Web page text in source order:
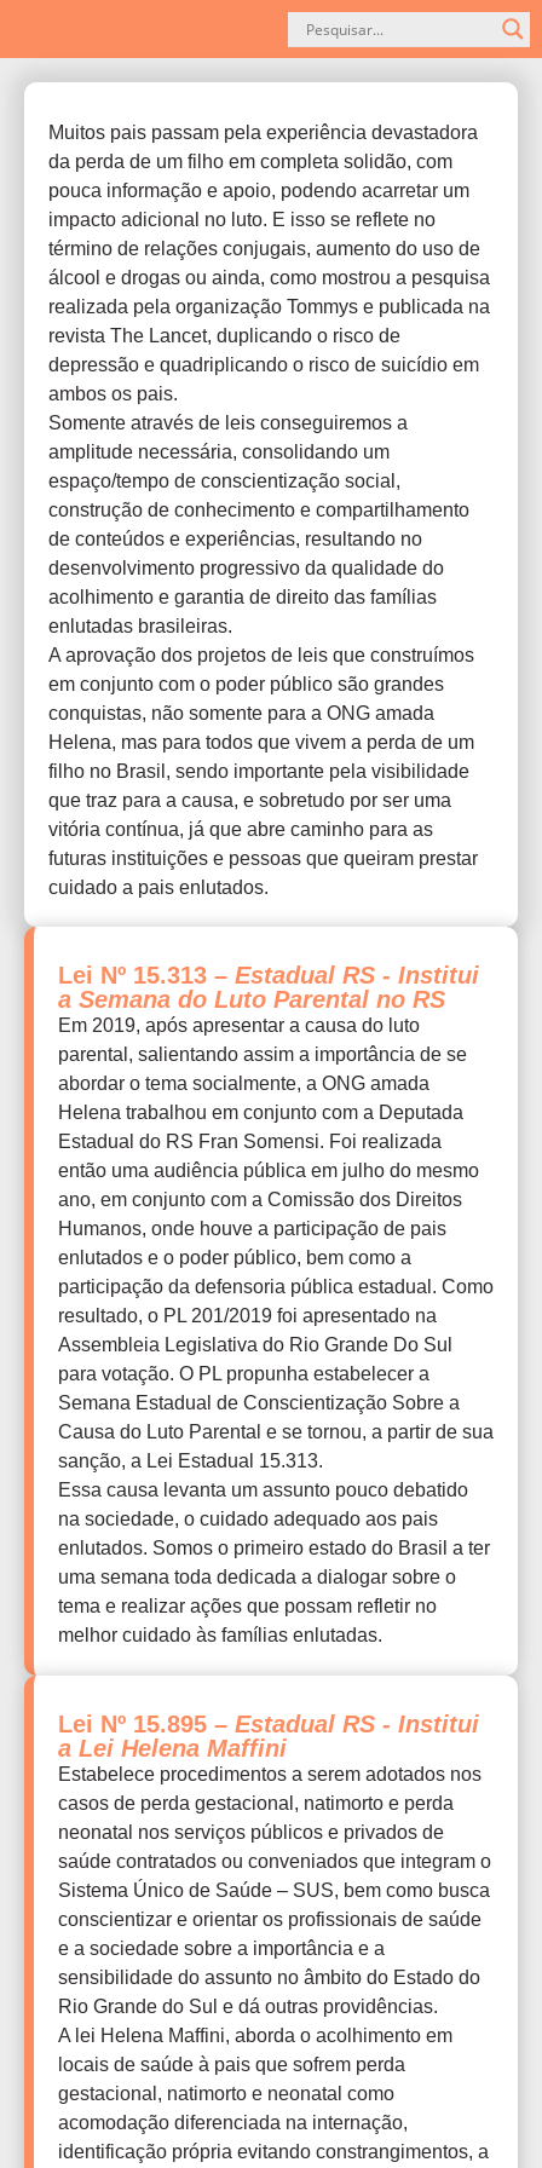
Muitos pais passam pela experiência devastadora
da perda de um filho em completa solidão, com
pouca informação e apoio, podendo acarretar um
impacto adicional no luto. E isso se reflete no
término de relações conjugais, aumento do uso de
álcool e drogas ou ainda, como mostrou a pesquisa
realizada pela organização Tommys e publicada na
revista The Lancet, duplicando o risco de
depressão e quadriplicando o risco de suicídio em
ambos os pais.
Somente através de leis conseguiremos a
amplitude necessária, consolidando um
espaço/tempo de conscientização social,
construção de conhecimento e compartilhamento
de conteúdos e experiências, resultando no
desenvolvimento progressivo da qualidade do
acolhimento e garantia de direito das famílias
enlutadas brasileiras.
A aprovação dos projetos de leis que construímos
em conjunto com o poder público são grandes
conquistas, não somente para a ONG amada
Helena, mas para todos que vivem a perda de um
filho no Brasil, sendo importante pela visibilidade
que traz para a causa, e sobretudo por ser uma
vitória contínua, já que abre caminho para as
futuras instituições e pessoas que queiram prestar
cuidado a pais enlutados.
Lei Nº 15.313 – Estadual RS - Institui
a Semana do Luto Parental no RS
Em 2019, após apresentar a causa do luto
parental, salientando assim a importância de se
abordar o tema socialmente, a ONG amada
Helena trabalhou em conjunto com a Deputada
Estadual do RS Fran Somensi. Foi realizada
então uma audiência pública em julho do mesmo
ano, em conjunto com a Comissão dos Direitos
Humanos, onde houve a participação de pais
enlutados e o poder público, bem como a
participação da defensoria pública estadual. Como
resultado, o PL 201/2019 foi apresentado na
Assembleia Legislativa do Rio Grande Do Sul
para votação. O PL propunha estabelecer a
Semana Estadual de Conscientização Sobre a
Causa do Luto Parental e se tornou, a partir de sua
sanção, a Lei Estadual 15.313.
Essa causa levanta um assunto pouco debatido
na sociedade, o cuidado adequado aos pais
enlutados. Somos o primeiro estado do Brasil a ter
uma semana toda dedicada a dialogar sobre o
tema e realizar ações que possam refletir no
melhor cuidado às famílias enlutadas.
Lei Nº 15.895 – Estadual RS - Institui
a Lei Helena Maffini
Estabelece procedimentos a serem adotados nos
casos de perda gestacional, natimorto e perda
neonatal nos serviços públicos e privados de
saúde contratados ou conveniados que integram o
Sistema Único de Saúde – SUS, bem como busca
conscientizar e orientar os profissionais de saúde
e a sociedade sobre a importância e a
sensibilidade do assunto no âmbito do Estado do
Rio Grande do Sul e dá outras providências.
A lei Helena Maffini, aborda o acolhimento em
locais de saúde à pais que sofrem perda
gestacional, natimorto e neonatal como
acomodação diferenciada na internação,
identificação própria evitando constrangimentos, a